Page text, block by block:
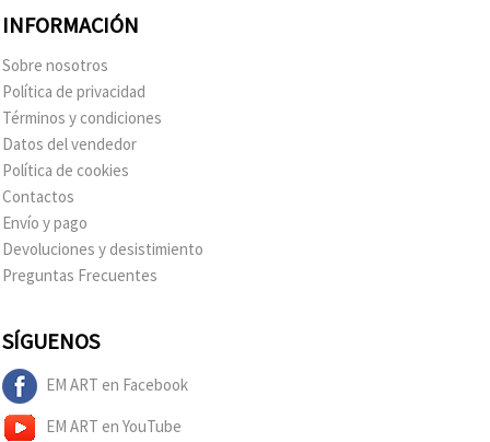
INFORMACIÓN
Sobre nosotros
Política de privacidad
Términos y condiciones
Datos del vendedor
Política de cookies
Contactos
Envío y pago
Devoluciones y desistimiento
Preguntas Frecuentes
SÍGUENOS
EM ART en Facebook
EM ART en YouTube